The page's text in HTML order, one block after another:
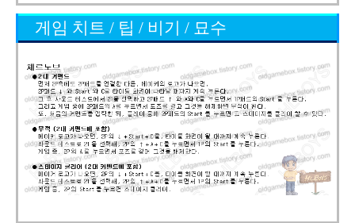
게임 치트 / 팁 / 비기 / 묘수